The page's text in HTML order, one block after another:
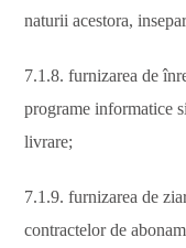
naturii acestora,
7.1.8. furnizarea de
programe informatice
livrare;
7.1.9. furnizarea de
contractelor de